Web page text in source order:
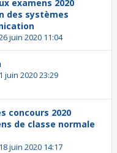
examens 2020
des systèmes
juin 2020 11:04
juin 2020 23:29
concours 2020
de classe normale
18 juin 2020 14:17